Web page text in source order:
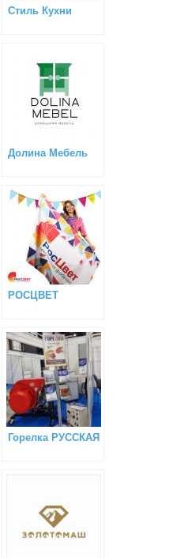
Стиль Кухни
Долина Мебель
РОСЦВЕТ
Горелка РУССКАЯ